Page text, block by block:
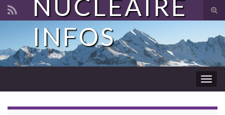
Search for:
NUCLÉAIRE
INFOS